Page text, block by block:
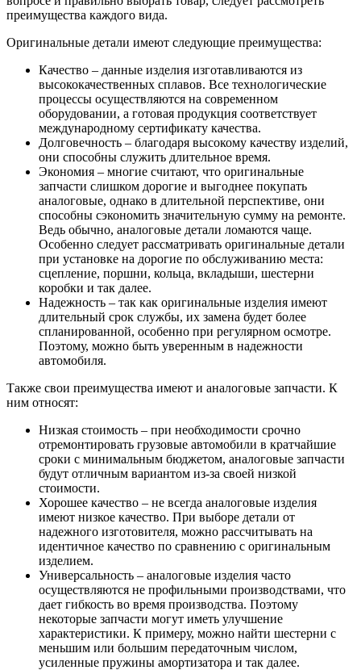
преимущества каждого вида.
Оригинальные детали имеют следующие преимущества:
Качество – данные изделия изготавливаются из
высококачественных сплавов. Все технологические
процессы осуществляются на современном
оборудовании, а готовая продукция соответствует
международному сертификату качества.
Долговечность – благодаря высокому качеству изделий,
они способны служить длительное время.
Экономия – многие считают, что оригинальные
запчасти слишком дорогие и выгоднее покупать
аналоговые, однако в длительной перспективе, они
способны сэкономить значительную сумму на ремонте.
Ведь обычно, аналоговые детали ломаются чаще.
Особенно следует рассматривать оригинальные детали
при установке на дорогие по обслуживанию места:
сцепление, поршни, кольца, вкладыши, шестерни
коробки и так далее.
Надежность – так как оригинальные изделия имеют
длительный срок службы, их замена будет более
спланированной, особенно при регулярном осмотре.
Поэтому, можно быть уверенным в надежности
автомобиля.
Также свои преимущества имеют и аналоговые запчасти. К
ним относят:
Низкая стоимость – при необходимости срочно
отремонтировать грузовые автомобили в кратчайшие
сроки с минимальным бюджетом, аналоговые запчасти
будут отличным вариантом из-за своей низкой
стоимости.
Хорошее качество – не всегда аналоговые изделия
имеют низкое качество. При выборе детали от
надежного изготовителя, можно рассчитывать на
идентичное качество по сравнению с оригинальным
изделием.
Универсальность – аналоговые изделия часто
осуществляются не профильными производствами, что
дает гибкость во время производства. Поэтому
некоторые запчасти могут иметь улучшение
характеристики. К примеру, можно найти шестерни с
меньшим или большим передаточным числом,
усиленные пружины амортизатора и так далее.